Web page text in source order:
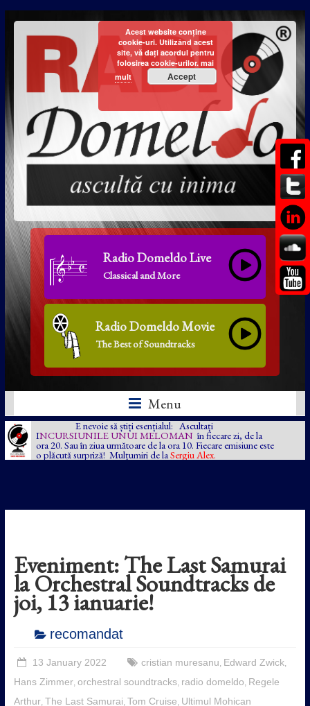
Radio Domeldo Live
Classical and More
Radio Domeldo Movie
The Best of Soundtracks
Menu
E nevoie să știți esențialul: Ascultați
INCURSIUNILE UNUI MELOMAN în fiecare zi, de la
ora 20. Sau în ziua următoare de la ora 10. Fiecare emisiune este
o plăcută surpriză! Mulțumiri de la Sergiu Alex.
Eveniment: The Last Samurai
la Orchestral Soundtracks de
joi, 13 ianuarie!
recomandat
13 January 2022 cristian muresanu Edward Zwick,
Hans Zimmer, orchestral soundtracks, radio domeldo Regele
Arthur, The Last Samurai Tom Cruise Ultimul Mohican
Acest website conține
cookie-uri. Utilizând acest
site, vă dați acordul pentru
folosirea cookie-urilor. mai
mult
Accept